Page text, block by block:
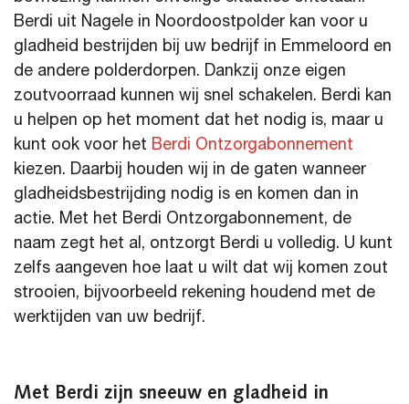
Berdi uit Nagele in Noordoostpolder kan voor u
gladheid bestrijden bij uw bedrijf in Emmeloord en
de andere polderdorpen. Dankzij onze eigen
zoutvoorraad kunnen wij snel schakelen. Berdi kan
u helpen op het moment dat het nodig is, maar u
kunt ook voor het Berdi Ontzorgabonnement
kiezen. Daarbij houden wij in de gaten wanneer
gladheidsbestrijding nodig is en komen dan in
actie. Met het Berdi Ontzorgabonnement, de
naam zegt het al, ontzorgt Berdi u volledig. U kunt
zelfs aangeven hoe laat u wilt dat wij komen zout
strooien, bijvoorbeeld rekening houdend met de
werktijden van uw bedrijf.
Met Berdi zijn sneeuw en gladheid in